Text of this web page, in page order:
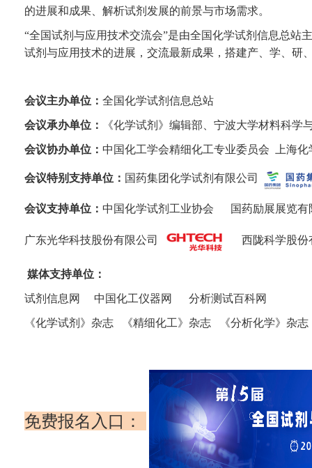
的进展和成果、解析试剂发展的前景与市场需求。
“全国试剂与应用技术交流会”是由全国化学试剂信息总站
试剂与应用技术的进展，交流最新成果，搭建产、学、研
会议主办单位： 全国化学试剂信息总站
会议承办单位： 《化学试剂》编辑部、宁波大学材料科学
会议协办单位： 中国化工学会精细化工专业委员会 上海
会议特别支持单位： 国药集团化学试剂有限公司
会议支持单位： 中国化学试剂工业协会 国药励展展览有
广东光华科技股份有限公司 西陇科学股份
媒体支持单位：
试剂信息网 中国化工仪器网 分析测试百科网
《化学试剂》杂志 《精细化工》杂志 《分析化学》杂志
免费报名入口：